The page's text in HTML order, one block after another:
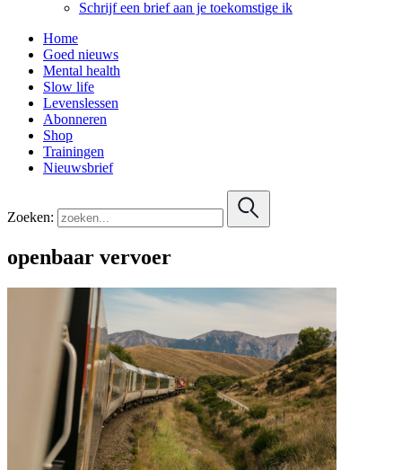
Schrijf een brief aan je toekomstige ik
Home
Goed nieuws
Mental health
Slow life
Levenslessen
Abonneren
Shop
Trainingen
Nieuwsbrief
Zoeken:
openbaar vervoer